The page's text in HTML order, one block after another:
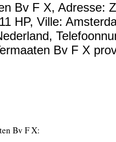
Bv F X, Adresse:
HP, Ville:
,
Bv F X
Bv F X: